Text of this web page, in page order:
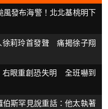
風發布海警！北北基桃明下
徐莉玲首發聲 痛揭徐子翔
右眼重創恐失明 全班嚇到
斯罕見說重話：他太執著